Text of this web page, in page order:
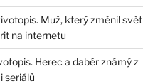
Muž, který změnil svět
na internetu
Herec a dabér známý z
seriálů